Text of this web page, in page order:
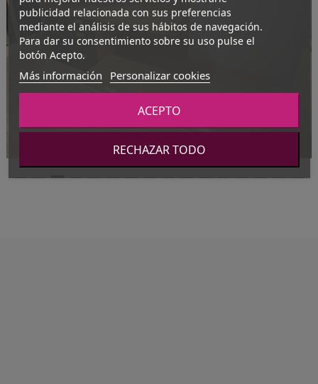
publicidad relacionada con sus preferencias
mediante el análisis de sus hábitos de navegación.
Para dar su consentimiento sobre su uso pulse el
botón Acepto.
Más información Personalizar cookies
RECHAZAR TODO
ACEPTO